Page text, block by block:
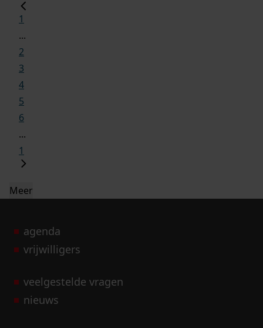
1
...
2
3
4
5
6
...
1
Meer
agenda
vrijwilligers
veelgestelde vragen
nieuws